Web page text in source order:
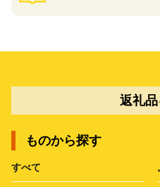
返礼
ものから探す
すべて